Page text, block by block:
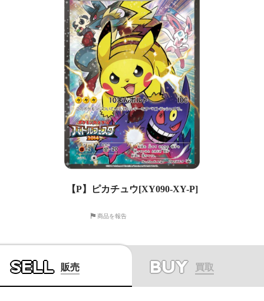
【P】ピカチュウ[XY090-XY-P]
商品を報告
SELL 販売 BUY 買取